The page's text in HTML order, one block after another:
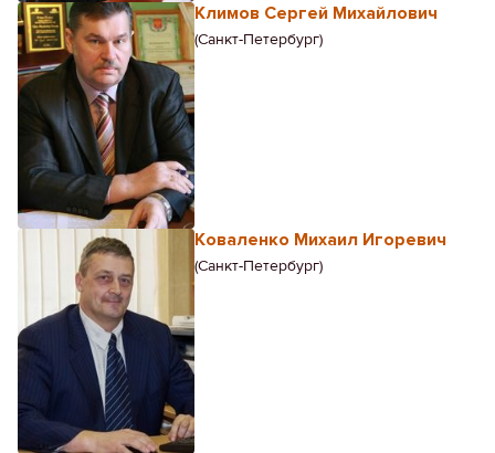
Климов Сергей Михайлович
(Санкт-Петербург)
Коваленко Михаил Игоревич
(Санкт-Петербург)